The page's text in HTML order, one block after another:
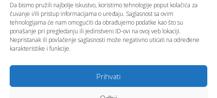
Da bismo pružili najbolje iskustvo, koristimo tehnologije poput kolačića za
čuvanje i/ili pristup informacijama o uređaju. Saglasnost sa ovim
tehnologijama će nam omogućiti da obrađujemo podatke kao što su
ponašanje pri pregledanju ili jedinstveni ID-ovi na ovoj veb lokaciji.
Nepristanak ili povlačenje saglasnosti može negativno uticati na određene
karakteristike i funkcije.
Prihvati
Prezentacije postojećih mogućnosti
Razgovori o potencijalnim projektima za
mobilnost nastavnika/ca